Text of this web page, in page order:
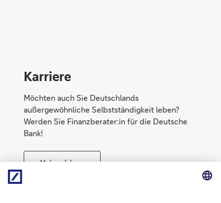
Eigentum versichern
Karriere
Möchten auch Sie Deutschlands
außergewöhnliche Selbstständigkeit leben?
Werden Sie Finanzberater:in für die Deutsche
Bank!
Mehr erfahren